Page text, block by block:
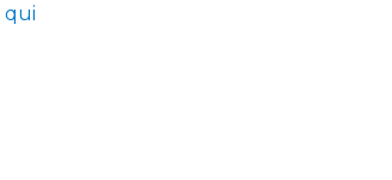
qui